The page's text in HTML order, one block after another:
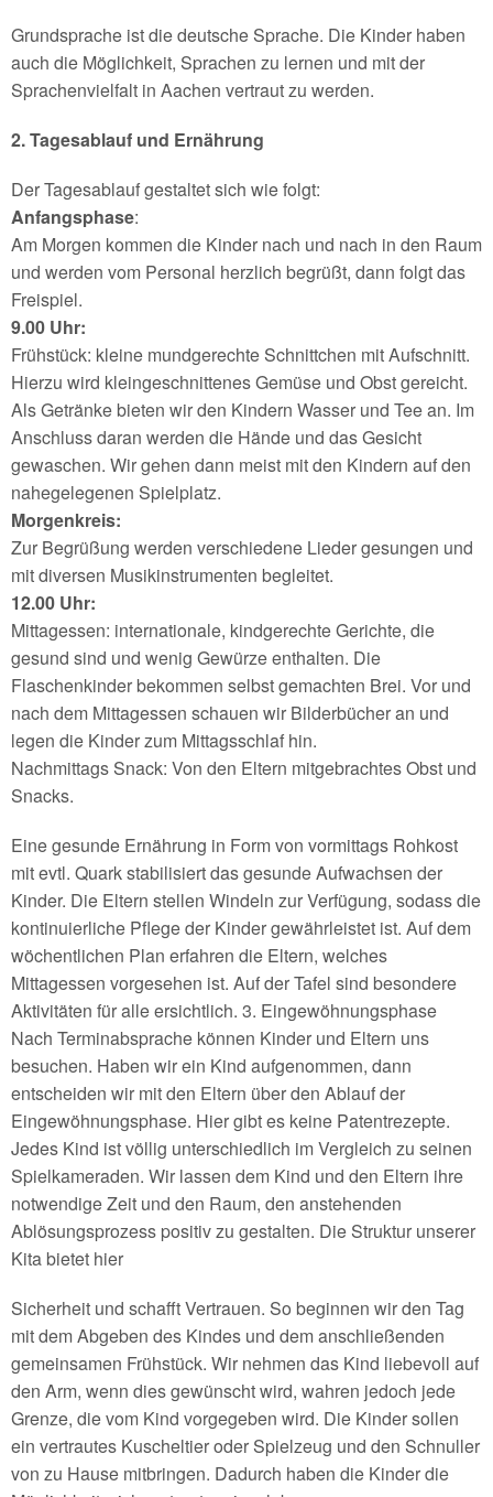
Grundsprache ist die deutsche Sprache. Die Kinder haben
auch die Möglichkeit, Sprachen zu lernen und mit der
Sprachenvielfalt in Aachen vertraut zu werden.
2. Tagesablauf und Ernährung
Der Tagesablauf gestaltet sich wie folgt:
Anfangsphase:
Am Morgen kommen die Kinder nach und nach in den Raum
und werden vom Personal herzlich begrüßt, dann folgt das
Freispiel.
9.00 Uhr:
Frühstück: kleine mundgerechte Schnittchen mit Aufschnitt.
Hierzu wird kleingeschnittenes Gemüse und Obst gereicht.
Als Getränke bieten wir den Kindern Wasser und Tee an. Im
Anschluss daran werden die Hände und das Gesicht
gewaschen. Wir gehen dann meist mit den Kindern auf den
nahegelegenen Spielplatz.
Morgenkreis:
Zur Begrüßung werden verschiedene Lieder gesungen und
mit diversen Musikinstrumenten begleitet.
12.00 Uhr:
Mittagessen: internationale, kindgerechte Gerichte, die
gesund sind und wenig Gewürze enthalten. Die
Flaschenkinder bekommen selbst gemachten Brei. Vor und
nach dem Mittagessen schauen wir Bilderbücher an und
legen die Kinder zum Mittagsschlaf hin.
Nachmittags Snack: Von den Eltern mitgebrachtes Obst und
Snacks.
Eine gesunde Ernährung in Form von vormittags Rohkost
mit evtl. Quark stabilisiert das gesunde Aufwachsen der
Kinder. Die Eltern stellen Windeln zur Verfügung, sodass die
kontinuierliche Pflege der Kinder gewährleistet ist. Auf dem
wöchentlichen Plan erfahren die Eltern, welches
Mittagessen vorgesehen ist. Auf der Tafel sind besondere
Aktivitäten für alle ersichtlich. 3. Eingewöhnungsphase
Nach Terminabsprache können Kinder und Eltern uns
besuchen. Haben wir ein Kind aufgenommen, dann
entscheiden wir mit den Eltern über den Ablauf der
Eingewöhnungsphase. Hier gibt es keine Patentrezepte.
Jedes Kind ist völlig unterschiedlich im Vergleich zu seinen
Spielkameraden. Wir lassen dem Kind und den Eltern ihre
notwendige Zeit und den Raum, den anstehenden
Ablösungsprozess positiv zu gestalten. Die Struktur unserer
Kita bietet hier
Sicherheit und schafft Vertrauen. So beginnen wir den Tag
mit dem Abgeben des Kindes und dem anschließenden
gemeinsamen Frühstück. Wir nehmen das Kind liebevoll auf
den Arm, wenn dies gewünscht wird, wahren jedoch jede
Grenze, die vom Kind vorgegeben wird. Die Kinder sollen
ein vertrautes Kuscheltier oder Spielzeug und den Schnuller
von zu Hause mitbringen. Dadurch haben die Kinder die